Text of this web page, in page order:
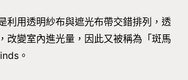
利用透明紗布與遮光布帶交錯排列，透
改變室內進光量，因此又被稱為「斑馬
。